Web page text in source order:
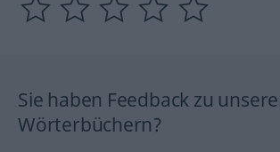
Sie haben Feedback zu
Wörterbüchern?